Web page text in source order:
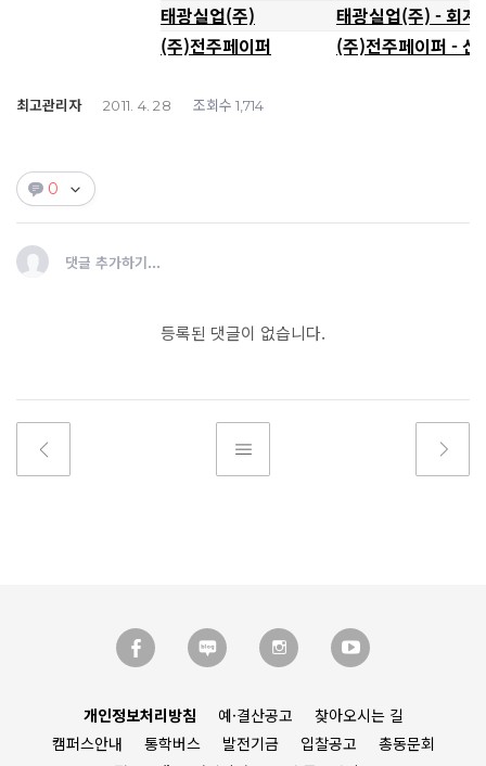
태광실업(주)
태광실업(주) - 회계
(주)전주페이퍼
(주)전주페이퍼 - 신
최고관리자 2011. 4. 28 조회수 1,714
0
댓글 추가하기...
등록된 댓글이 없습니다.
개인정보처리방침 예·결산공고
찾아오시는 길
캠퍼스안내
통학버스 발전기금 입찰공고
총동문회